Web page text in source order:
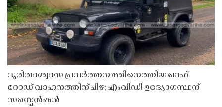
ദുരിതാശ്വാസ പ്രവർത്തനത്തിനെത്തിയ ഓഫ്
റോഡ് വാഹനത്തിന് പിഴ; എംവിഡി ഉദ്യോഗസ്ഥന്
സസ്പെൻഷൻ